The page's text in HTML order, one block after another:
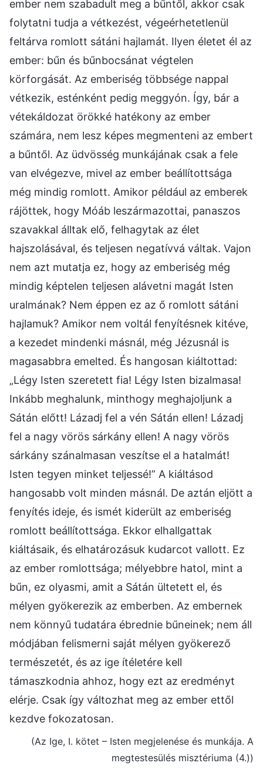
ember nem szabadult meg a bűntől, akkor csak
folytatni tudja a vétkezést, végeérhetetlenül
feltárva romlott sátáni hajlamát. Ilyen életet él az
ember: bűn és bűnbocsánat végtelen
körforgását. Az emberiség többsége nappal
vétkezik, esténként pedig meggyón. Így, bár a
vétekáldozat örökké hatékony az ember
számára, nem lesz képes megmenteni az embert
a bűntől. Az üdvösség munkájának csak a fele
van elvégezve, mivel az ember beállítottsága
még mindig romlott. Amikor például az emberek
rájöttek, hogy Móáb leszármazottai, panaszos
szavakkal álltak elő, felhagytak az élet
hajszolásával, és teljesen negatívvá váltak. Vajon
nem azt mutatja ez, hogy az emberiség még
mindig képtelen teljesen alávetni magát Isten
uralmának? Nem éppen ez az ő romlott sátáni
hajlamuk? Amikor nem voltál fenyítésnek kitéve,
a kezedet mindenki másnál, még Jézusnál is
magasabbra emelted. És hangosan kiáltottad:
„Légy Isten szeretett fia! Légy Isten bizalmasa!
Inkább meghalunk, minthogy meghajoljunk a
Sátán előtt! Lázadj fel a vén Sátán ellen! Lázadj
fel a nagy vörös sárkány ellen! A nagy vörös
sárkány szánalmasan veszítse el a hatalmát!
Isten tegyen minket teljessé!” A kiáltásod
hangosabb volt minden másnál. De aztán eljött a
fenyítés ideje, és ismét kiderült az emberiség
romlott beállítottsága. Ekkor elhallgattak
kiáltásaik, és elhatározásuk kudarcot vallott. Ez
az ember romlottsága; mélyebbre hatol, mint a
bűn, ez olyasmi, amit a Sátán ültetett el, és
mélyen gyökerezik az emberben. Az embernek
nem könnyű tudatára ébrednie bűneinek; nem áll
módjában felismerni saját mélyen gyökerező
természetét, és az ige ítéletére kell
támaszkodnia ahhoz, hogy ezt az eredményt
elérje. Csak így változhat meg az ember ettől
kezdve fokozatosan.
(Az Ige, I. kötet – Isten megjelenése és munkája. A
megtestesülés misztériuma (4.))